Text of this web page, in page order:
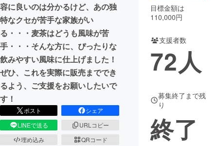
CAMPFIREふるさと納税machi-ya コミュニティ
容に良いのは分かるけど、あの独
特なクセが苦手な家族がい
る・・・麦茶はどうも風味が苦
手・・・そんな方に、ぴったりな
飲みやすい風味に仕上げました！
ぜひ、これを実際に販売まででき
るよう、ご支援をお願いしたいで
す！
ポスト
シェア
LINEで送る
URLコピー
埋め込み
QRコード
目標金額は
110,000円
支援者数
72人
募集終了まで残
り
終了